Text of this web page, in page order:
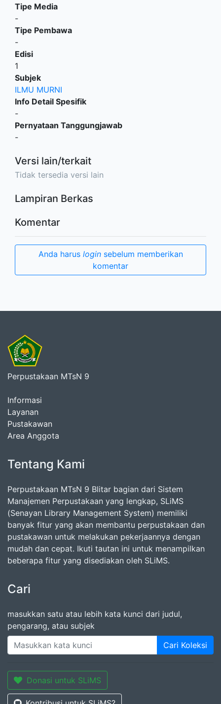
Tipe Media
-
Tipe Pembawa
-
Edisi
1
Subjek
ILMU MURNI
Info Detail Spesifik
-
Pernyataan Tanggungjawab
-
Versi lain/terkait
Tidak tersedia versi lain
Lampiran Berkas
Komentar
Anda harus loginsebelum memberikan
komentar
Perpustakaan MTsN 9
Informasi
Layanan
Pustakawan
Area Anggota
Tentang Kami
Perpustakaan MTsN 9 Blitar bagian dari Sistem
Manajemen Perpustakaan yang lengkap, SLiMS
(Senayan Library Management System) memiliki
banyak fitur yang akan membantu perpustakaan dan
pustakawan untuk melakukan pekerjaannya dengan
mudah dan cepat. Ikuti tautan ini untuk menampilkan
beberapa fitur yang disediakan oleh SLiMS.
Cari
masukkan satu atau lebih kata kunci dari judul,
pengarang, atau subjek
Cari Koleksi
Donasi untuk SLiMS